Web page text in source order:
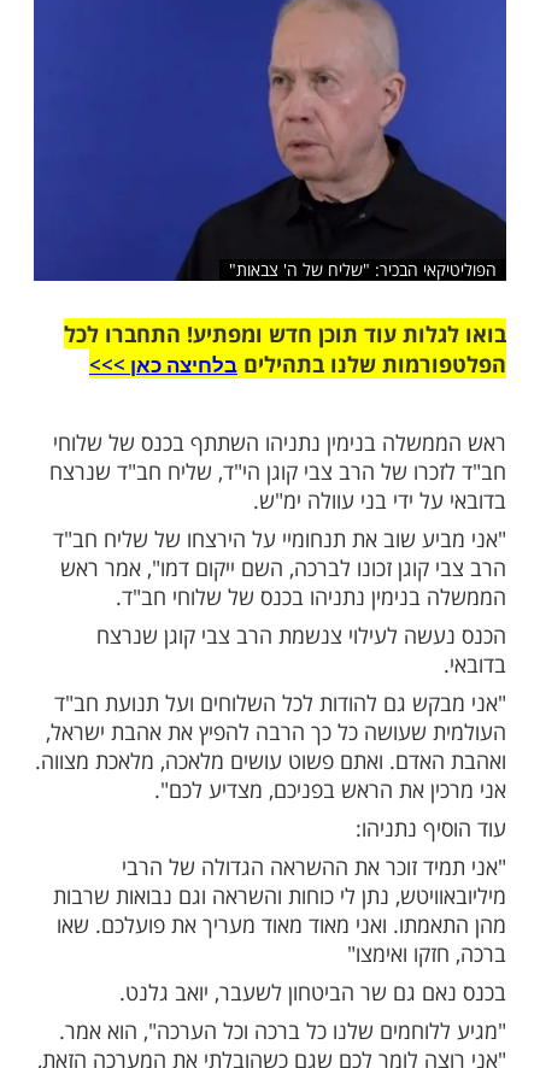
שלח לחבר
הבכיר: "שליח של ה' צבאות"
עוד תוכן חדש ומפתיע! התחברו לכל
שלנו בתהיליםבלחיצה כאן >>>​
בנימין נתניהו השתתף בכנס של שלוחי
של הרב צבי קוגן הי"ד, שליח חב"ד שנרצח
ידי בני עוולה ימ"ש.
שוב את תנחומיי על הירצחו של שליח חב"ד
זכונו לברכה, השם ייקום דמו", אמר ראש
נתניהו בכנס של שלוחי חב"ד.
לעילוי צנשמת הרב צבי קוגן שנרצח
גם להודות לכל השלוחים ועל תנועת חב"ד
שעושה כל כך הרבה להפיץ את אהבת ישראל,